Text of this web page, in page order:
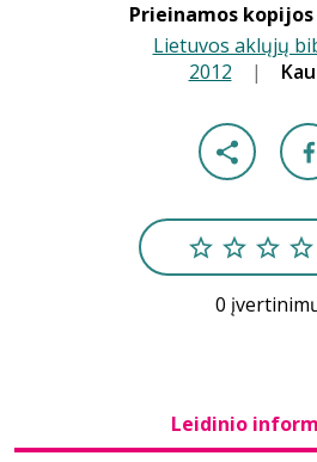
Prieinamos
Lietuvos aklųjų
2012 |
0
Leidinio